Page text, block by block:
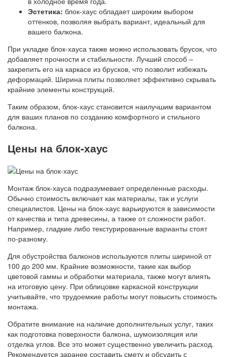
Эстетика: блок-хаус обладает широким выбором
оттенков, позволяя выбрать вариант, идеальный для
вашего балкона.
При укладке блок-хауса также можно использовать брусок, что
добавляет прочности и стабильности. Лучший способ –
закрепить его на каркасе из брусков, что позволит избежать
деформаций. Ширина плиты позволяет эффективно скрывать
крайние элементы конструкций.
Таким образом, блок-хаус становится наилучшим вариантом
для ваших планов по созданию комфортного и стильного
балкона.
Цены на блок-хаус
Монтаж блок-хауса подразумевает определенные расходы.
Обычно стоимость включает как материалы, так и услуги
специалистов. Цены на блок-хаус варьируются в зависимости
от качества и типа древесины, а также от сложности работ.
Например, гладкие либо текстурированные варианты стоят
по-разному.
Для обустройства балконов используются плиты шириной от
100 до 200 мм. Крайние возможности, такие как выбор
цветовой гаммы и обработки материала, также могут влиять
на итоговую цену. При облицовке каркасной конструкции
учитывайте, что трудоемкие работы могут повысить стоимость
монтажа.
Обратите внимание на наличие дополнительных услуг, таких
как подготовка поверхности балкона, шумоизоляция или
отделка углов. Все это может существенно увеличить расход.
Рекомендуется заранее составить смету и обсудить с